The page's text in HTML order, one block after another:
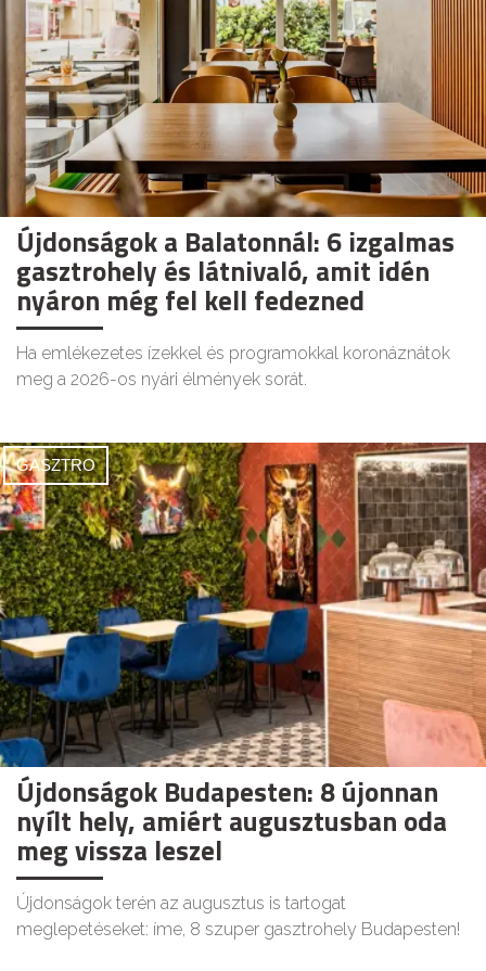
Újdonságok a Balatonnál: 6 izgalmas
gasztrohely és látnivaló, amit idén
nyáron még fel kell fedezned
Ha emlékezetes ízekkel és programokkal koronáznátok
meg a 2026-os nyári élmények sorát.
GASZTRO
Újdonságok Budapesten: 8 újonnan
nyílt hely, amiért augusztusban oda
meg vissza leszel
Újdonságok terén az augusztus is tartogat
meglepetéseket: íme, 8 szuper gasztrohely Budapesten!